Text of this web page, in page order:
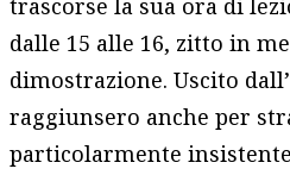
trascorse la sua ora di
dalle 15 alle 16, zitto in
dimostrazione. Uscito
raggiunsero anche per
particolarmente